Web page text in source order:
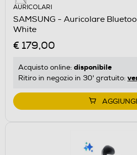
AURICOLARI
SAMSUNG - Auricolare
White
€ 179,00
Acquisto online: disponibile
Ritiro in negozio in 30' gratuito:
AGGIUNGI